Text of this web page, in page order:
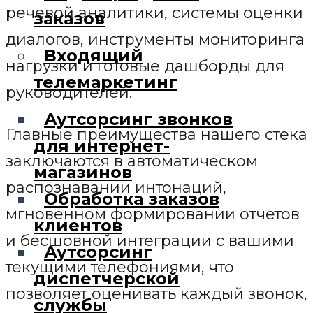
заказов
Входящий
телемаркетинг
Аутсорсинг звонков
для интернет-
магазинов
Обработка заказов
клиентов
Аутсорсинг
диспетчерской
службы
речевой аналитики, системы оценки
диалогов, инструменты мониторинга
нагрузки и готовые дашборды для
руководителей.
Главные преимущества нашего стека
заключаются в автоматическом
распознавании интонаций,
мгновенном формировании отчетов
и бесшовной интеграции с вашими
текущими телефониями, что
позволяет оценивать каждый звонок,